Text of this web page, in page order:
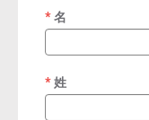
名
required
姓
required